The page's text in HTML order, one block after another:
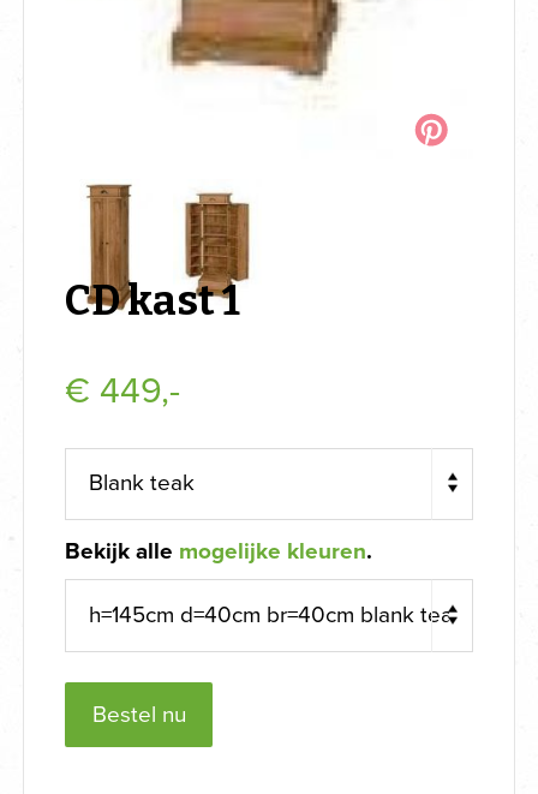
CD kast 1
€ 449,-
Bekijk alle mogelijke kleuren.
Bestel nu